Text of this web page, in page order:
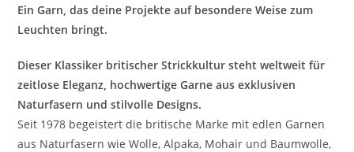
Ein Garn, das deine Projekte auf besondere Weise zum
Leuchten bringt.
Dieser Klassiker britischer Strickkultur steht weltweit für
zeitlose Eleganz, hochwertige Garne aus exklusiven
Naturfasern und stilvolle Designs.
Seit 1978 begeistert die britische Marke mit edlen Garnen
aus Naturfasern wie Wolle, Alpaka, Mohair und Baumwolle,